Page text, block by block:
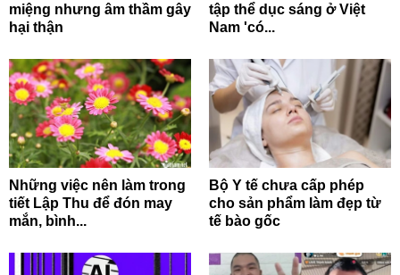
miệng nhưng âm thầm gây
hại thận
tập thể dục sáng ở Việt
Nam 'có...
Những việc nên làm trong
tiết Lập Thu để đón may
mắn, bình...
Bộ Y tế chưa cấp phép
cho sản phẩm làm đẹp từ
tế bào gốc